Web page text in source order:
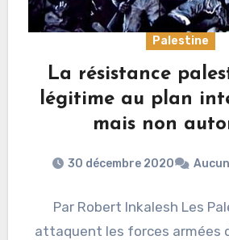
Palestine
La résistance
légitime au plan
mais non
30 décembre 2020
Par Robert Inkalesh Les
attaquent les forces armées